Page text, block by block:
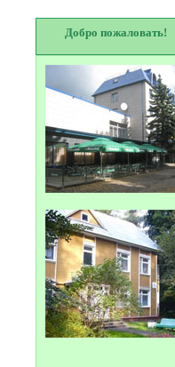
Добро пожаловать!